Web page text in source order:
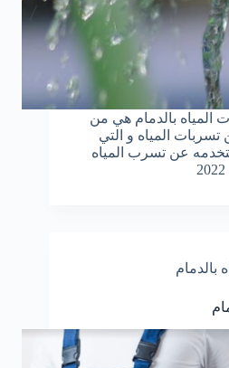
بالدمام هي من
المياه و التي
عن تسرب المياه